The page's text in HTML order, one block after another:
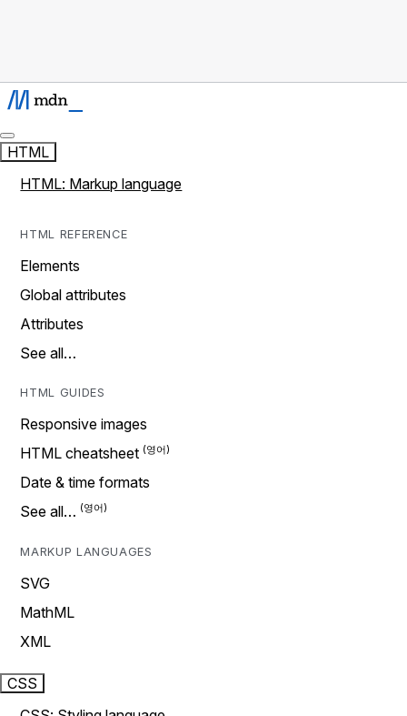
HTML
HTML: Markup language
HTML REFERENCE
Elements
Global attributes
Attributes
See all…
HTML GUIDES
Responsive images
HTML cheatsheet
Date & time formats
See all…
MARKUP LANGUAGES
SVG
MathML
XML
CSS